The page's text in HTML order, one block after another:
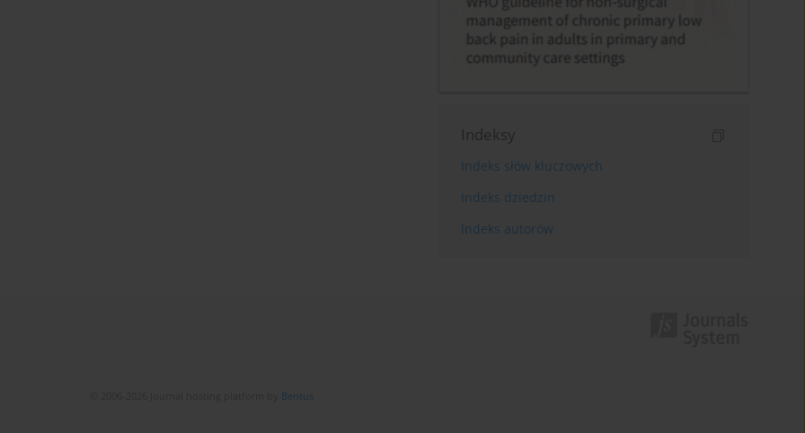
Indeksy
Indeks słów kluczowych
Indeks dziedzin
Indeks autorów
Bentus